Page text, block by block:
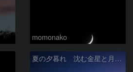
momonako
夏の夕暮れ 沈む金星と月 2026/7/20